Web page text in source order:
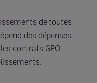
de toutes
des dépenses
contrats GPO